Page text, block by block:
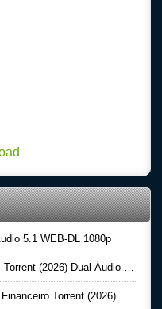
5.1 WEB-DL 1080p
Dual Áudio WEB-DL 720p | 1080p
Dual Áudio 5.1 WEB-DL 1080p